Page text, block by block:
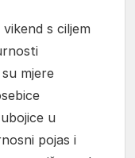
s ciljem
mjere
u
pojas i